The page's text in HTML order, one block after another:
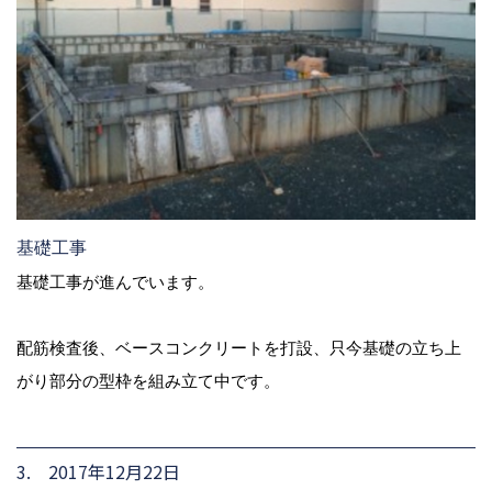
基礎工事
基礎工事が進んでいます。
配筋検査後、ベースコンクリートを打設、只今基礎の立ち上
がり部分の型枠を組み立て中です。
3. 2017年12月22日